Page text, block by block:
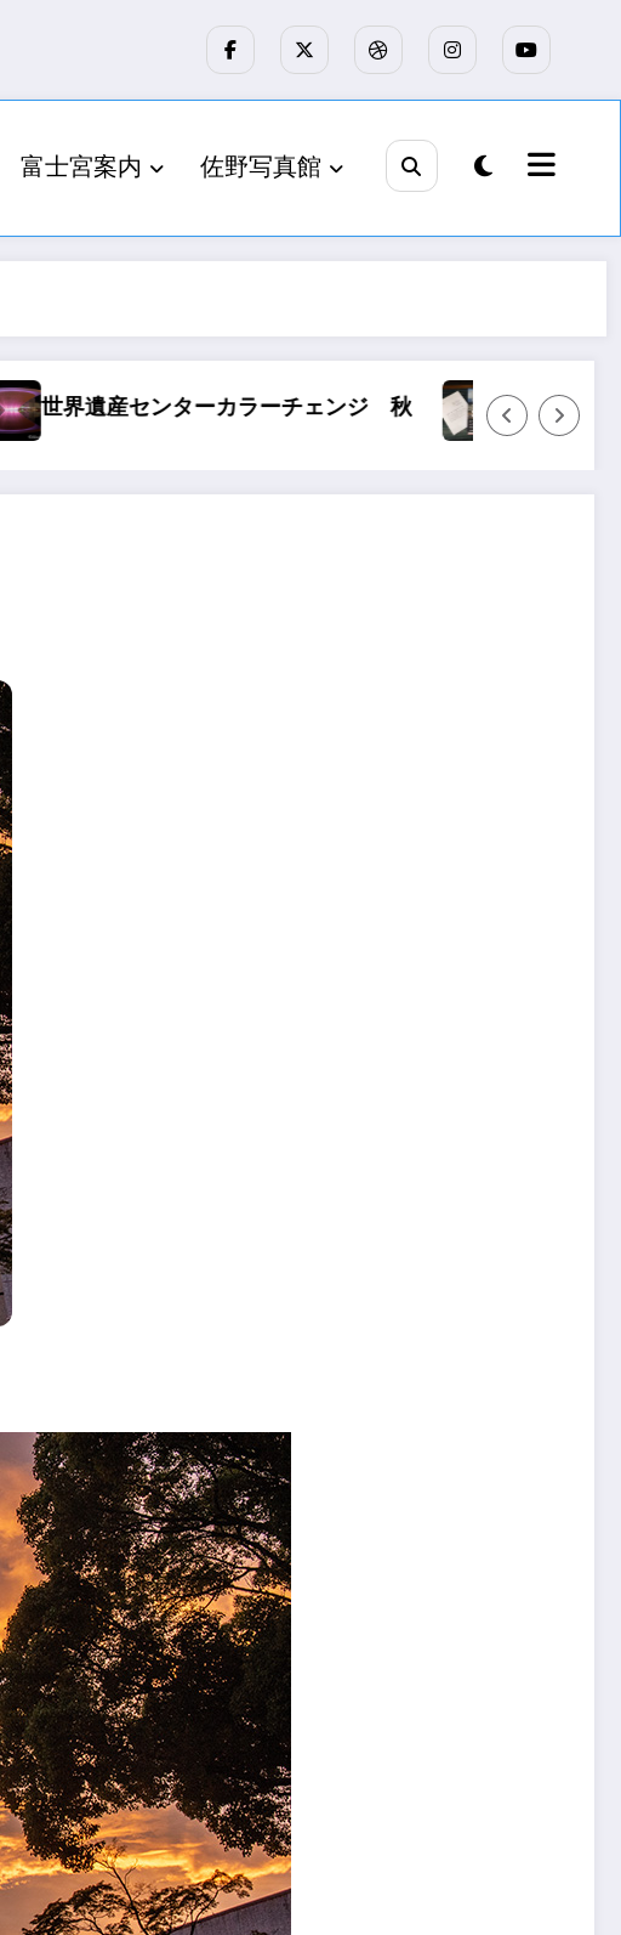
富士宮案内 佐野写真館
富士・富士宮の昭和 発刊 浅間大社青年会